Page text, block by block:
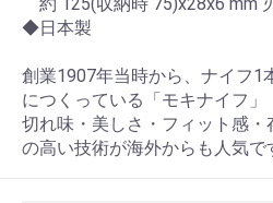
◆日本製
創業1907年当時から、ナイフ1
につくっている「モキナイフ」
切れ味・美しさ・フィット感
の高い技術が海外からも人気で